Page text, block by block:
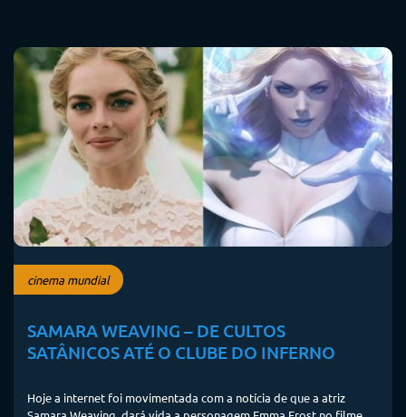
cinema mundial
SAMARA WEAVING – DE CULTOS
SATÂNICOS ATÉ O CLUBE DO INFERNO
Hoje a internet foi movimentada com a notícia de que a atriz